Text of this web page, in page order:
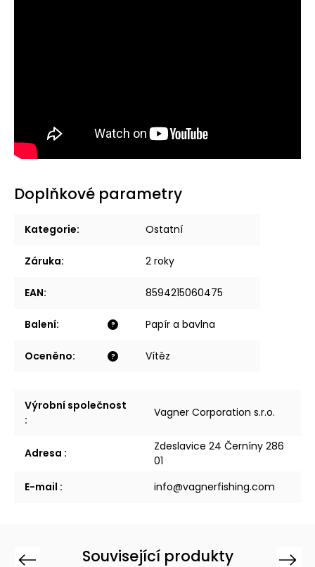
Doplňkové parametry
Kategorie: Ostatní
Záruka: 2 roky
EAN: 8594215060475
?
Balení: Papír a bavlna
?
Oceněno: Vítěz
Výrobní společnost
:
Vagner Corporation s.r.o.
Adresa :
Zdeslavice 24 Černíny 286
01
E-mail : info@vagnerfishing.com
Související produkty
Previous Next